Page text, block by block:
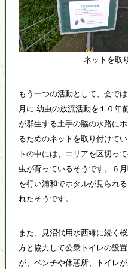
ネットを取
もう一つの活動として、会で
月に 幼虫の放流活動を１０年
が群生する土手の脇の水路に
るためのネットを取り付けて
トの中には、エリアを区切っ
虫が育っているそうです。６
を行い浦和でホタルが見られ
れたそうです。
また、見沼代用水西縁に続く
方と協力して公衆トイレの設
が、ベンチや休憩所、トイレが